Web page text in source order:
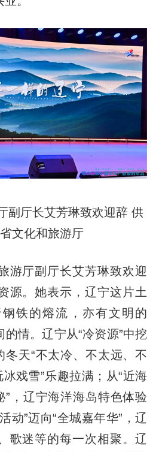
副厅长艾芳琳致欢迎辞 供
文化和旅游厅
厅副厅长艾芳琳致欢迎
源。她表示，辽宁这片土
铁的熔流，亦有文明的
情。辽宁从“冷资源”中挖
冬天“不太冷、不太远、不
冰戏雪”乐趣拉满；从“近海
”，辽宁海洋海岛特色体验
动”迈向“全城嘉年华”，辽
歌迷等的每一次相聚。辽